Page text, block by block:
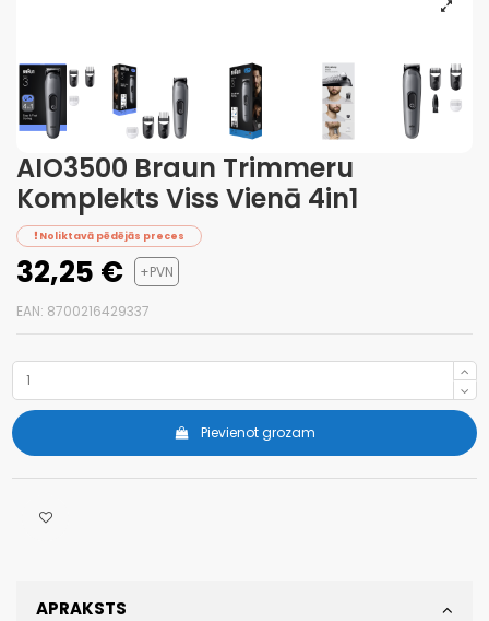
AIO3500 Braun Trimmeru
Komplekts Viss Vienā 4in1
Noliktavā pēdējās preces
32,25 € +PVN
EAN: 8700216429337
Pievienot grozam
APRAKSTS